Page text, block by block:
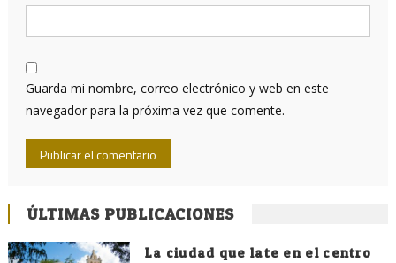
Guarda mi nombre, correo electrónico y web en este
navegador para la próxima vez que comente.
ÚLTIMAS PUBLICACIONES
La ciudad que late en el centro